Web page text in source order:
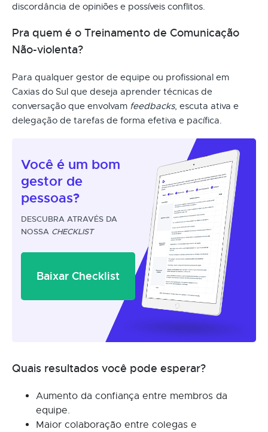
discordância de opiniões e possíveis conflitos.
Pra quem é o Treinamento de Comunicação
Não-violenta?
Para qualquer gestor de equipe ou profissional em
Caxias do Sul que deseja aprender técnicas de
conversação que envolvam feedbacks, escuta ativa e
delegação de tarefas de forma efetiva e pacífica.
Você é um bom
gestor de
pessoas?
DESCUBRA ATRAVÉS DA
NOSSA CHECKLIST
Baixar Checklist
Quais resultados você pode esperar?
Aumento da confiança entre membros da
equipe.
Maior colaboração entre colegas e